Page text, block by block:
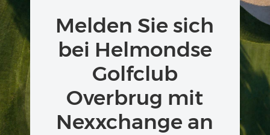
Melden Sie sich
bei Helmondse
Golfclub
Overbrug mit
Nexxchange an